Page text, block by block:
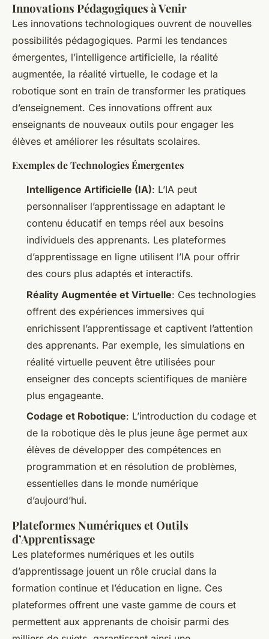
Innovations Pédagogiques à Venir
Les innovations technologiques ouvrent de nouvelles
possibilités pédagogiques. Parmi les tendances
émergentes, l’intelligence artificielle, la réalité
augmentée, la réalité virtuelle, le codage et la
robotique sont en train de transformer les pratiques
d’enseignement. Ces innovations offrent aux
enseignants de nouveaux outils pour engager les
élèves et améliorer les résultats scolaires.
Exemples de Technologies Émergentes
Intelligence Artificielle (IA): L’IA peut
personnaliser l’apprentissage en adaptant le
contenu éducatif en temps réel aux besoins
individuels des apprenants. Les plateformes
d’apprentissage en ligne utilisent l’IA pour offrir
des cours plus adaptés et interactifs.
Réality Augmentée et Virtuelle: Ces technologies
offrent des expériences immersives qui
enrichissent l’apprentissage et captivent l’attention
des apprenants. Par exemple, les simulations en
réalité virtuelle peuvent être utilisées pour
enseigner des concepts scientifiques de manière
plus engageante.
Codage et Robotique: L’introduction du codage et
de la robotique dès le plus jeune âge permet aux
élèves de développer des compétences en
programmation et en résolution de problèmes,
essentielles dans le monde numérique
d’aujourd’hui.
Plateformes Numériques et Outils
d’Apprentissage
Les plateformes numériques et les outils
d’apprentissage jouent un rôle crucial dans la
formation continue et l’éducation en ligne. Ces
plateformes offrent une vaste gamme de cours et
permettent aux apprenants de choisir parmi des